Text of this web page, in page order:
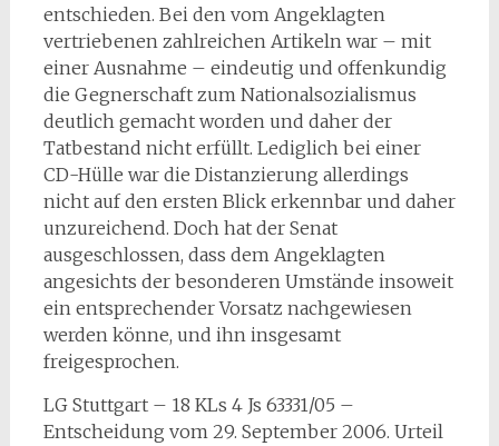
entschieden. Bei den vom Angeklagten
vertriebenen zahlreichen Artikeln war – mit
einer Ausnahme – eindeutig und offenkundig
die Gegnerschaft zum Nationalsozialismus
deutlich gemacht worden und daher der
Tatbestand nicht erfüllt. Lediglich bei einer
CD-Hülle war die Distanzierung allerdings
nicht auf den ersten Blick erkennbar und daher
unzureichend. Doch hat der Senat
ausgeschlossen, dass dem Angeklagten
angesichts der besonderen Umstände insoweit
ein entsprechender Vorsatz nachgewiesen
werden könne, und ihn insgesamt
freigesprochen.
LG Stuttgart – 18 KLs 4 Js 63331/05 –
Entscheidung vom 29. September 2006. Urteil